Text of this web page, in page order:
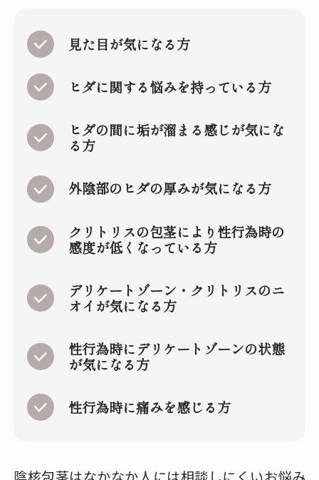
見た目が気になる方
ヒダに関する悩みを持っている方
ヒダの間に垢が溜まる感じが気にな
る方
外陰部のヒダの厚みが気になる方
クリトリスの包茎により性行為時の
感度が低くなっている方
デリケートゾーン・クリトリスのニ
オイが気になる方
性行為時にデリケートゾーンの状態
が気になる方
性行為時に痛みを感じる方